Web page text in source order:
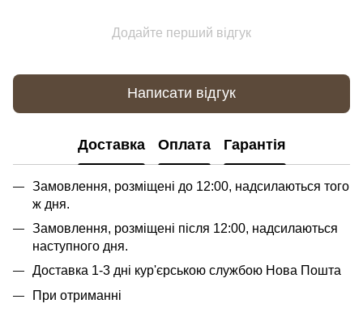
Додайте перший відгук
Написати відгук
Доставка Оплата Гарантія
Замовлення, розміщені до 12:00, надсилаються того
ж дня.
Замовлення, розміщені після 12:00, надсилаються
наступного дня.
Доставка 1-3 дні кур'єрською службою Нова Пошта
При отриманні